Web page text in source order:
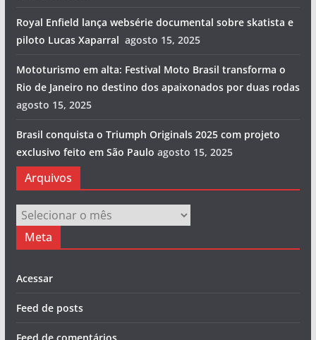
Royal Enfield lança websérie documental sobre skatista e
piloto Lucas Xaparral agosto 15, 2025
Mototurismo em alta: Festival Moto Brasil transforma o
Rio de Janeiro no destino dos apaixonados por duas rodas
agosto 15, 2025
Brasil conquista o Triumph Originals 2025 com projeto
exclusivo feito em São Paulo agosto 15, 2025
Arquivos
Arquivos
Meta
Acessar
Feed de posts
Feed de comentários